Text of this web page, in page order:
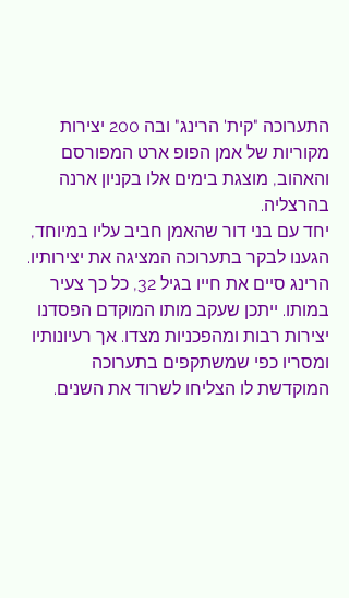
התערוכה "קית' הרינג" ובה 200 יצירות
מקוריות של אמן הפופ ארט המפורסם
והאהוב, מוצגת בימים אלו בקניון ארנה
בהרצליה.
יחד עם בני דור שהאמן חביב עליו במיוחד,
הגענו לבקר בתערוכה המציגה את יצירותיו.
הרינג סיים את חייו בגיל 32, כל כך צעיר
במותו. ייתכן שעקב מותו המוקדם הפסדנו
יצירות רבות ומהפכניות מצדו. אך רעיונותיו
ומסריו כפי שמשתקפים בתערוכה
המוקדשת לו הצליחו לשרוד את השנים.